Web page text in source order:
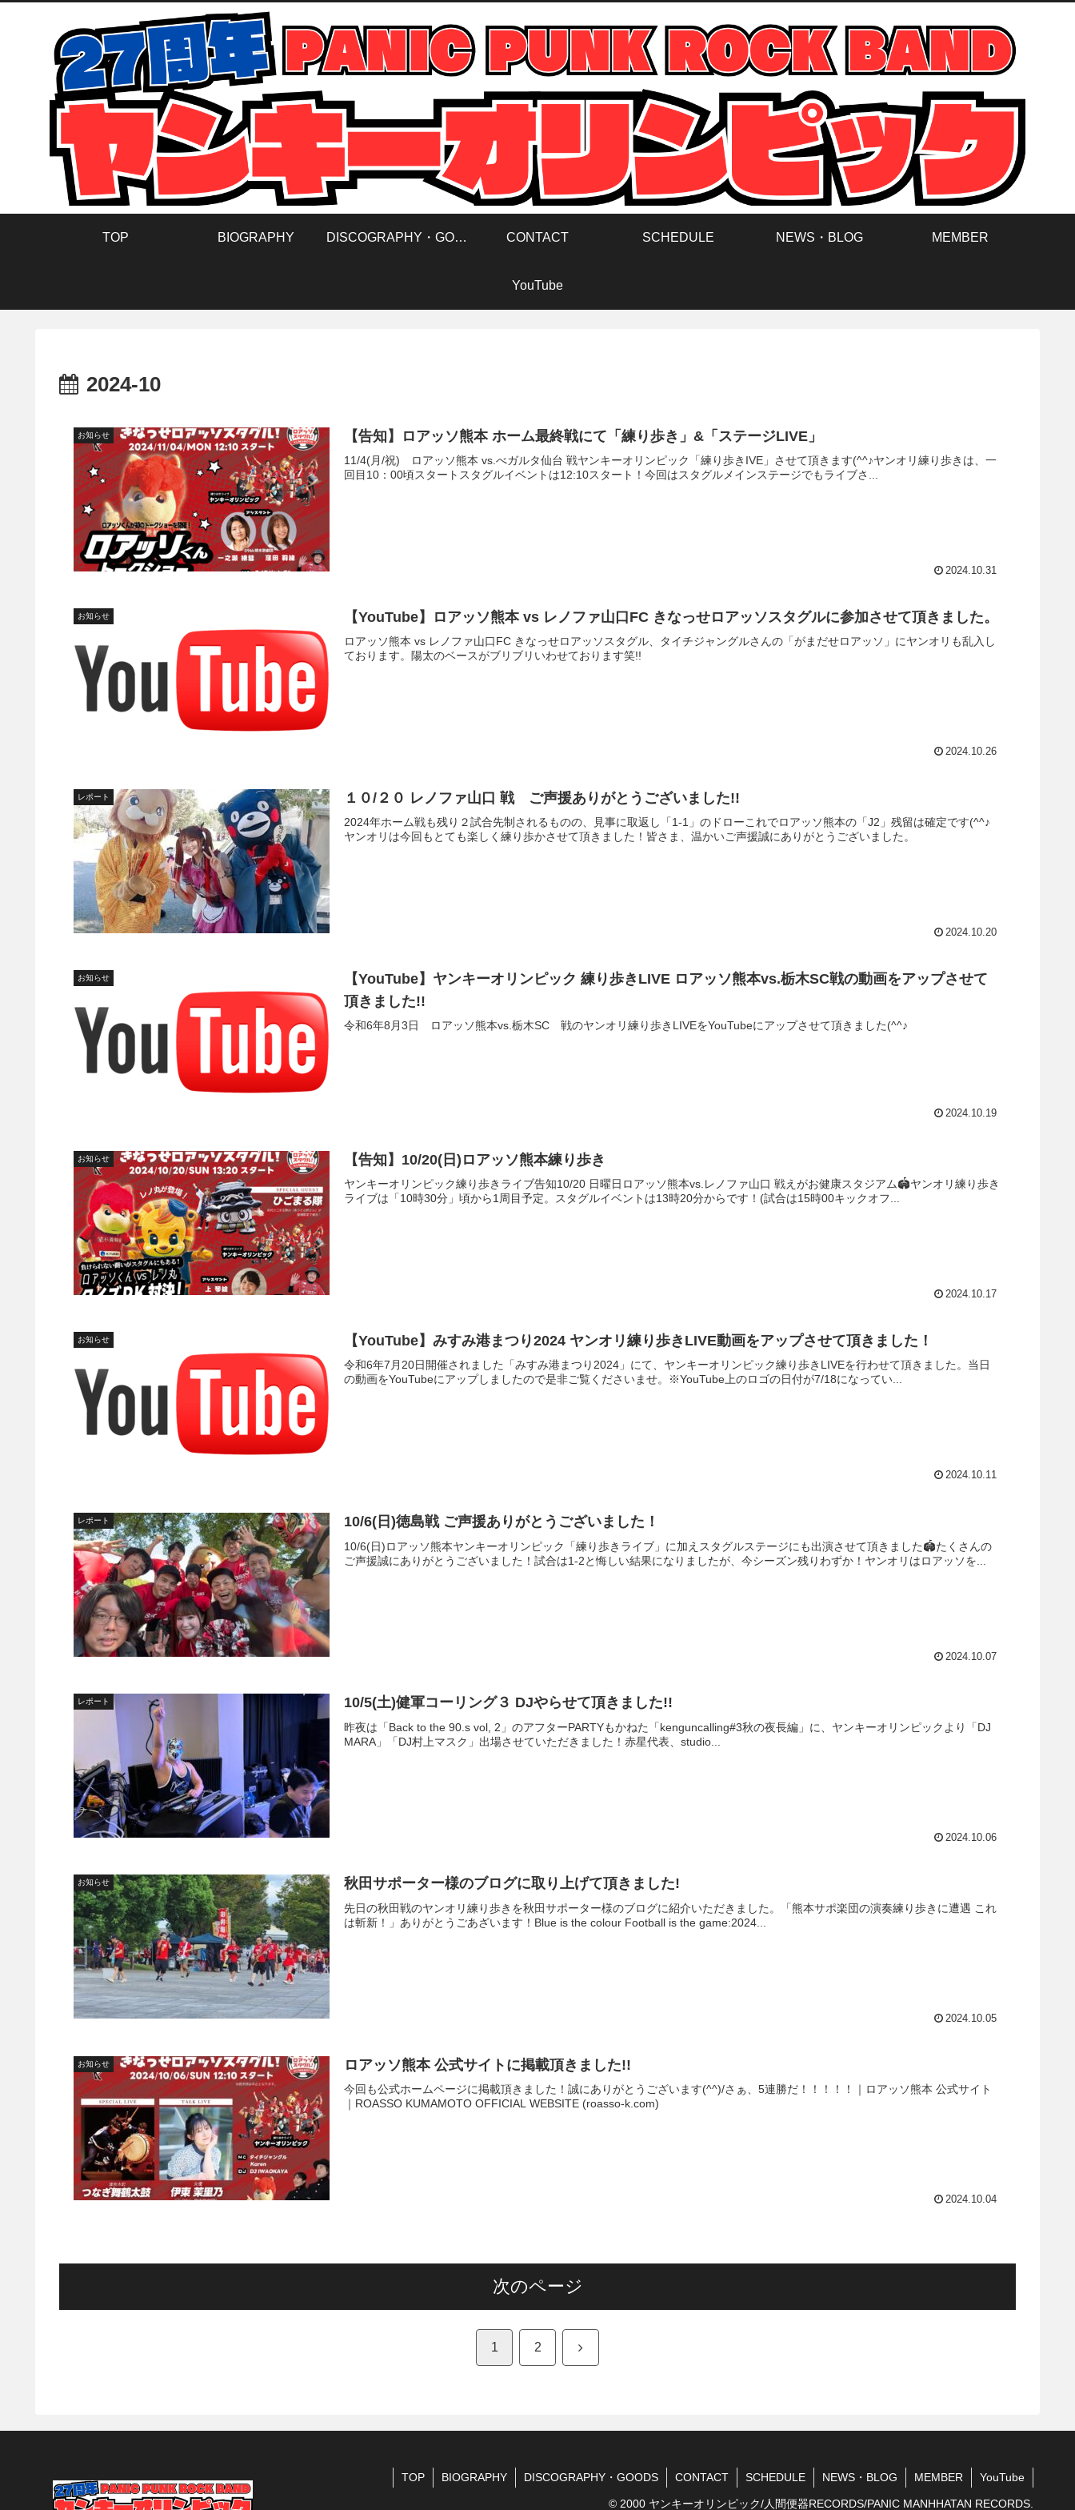
TOP BIOGRAPHY DISCOGRAPHY・GOODS CONTACT SCHEDULE NEWS・BLOG MEMBER
YouTube
2024-10
お知らせ 【告知】ロアッソ熊本 ホーム最終戦にて「練り歩き」&「ステージLIVE」
11/4(月/祝) ロアッソ熊本 vs.べガルタ仙台 戦ヤンキーオリンピック「練り歩きIVE」させて頂きます(^^♪ヤンオリ練り歩きは、一
回目10：00頃スタートスタグルイベントは12:10スタート！今回はスタグルメインステージでもライブさ...
2024.10.31
お知らせ 【YouTube】ロアッソ熊本 vs レノファ山口FC きなっせロアッソスタグルに参加させて頂きました。
ロアッソ熊本 vs レノファ山口FC きなっせロアッソスタグル、タイチジャングルさんの「がまだせロアッソ」にヤンオリも乱入し
ております。陽太のベースがブリブリいわせております笑!!
2024.10.26
レポート １０/２０ レノファ山口 戦 ご声援ありがとうございました!!
2024年ホーム戦も残り２試合先制されるものの、見事に取返し「1-1」のドローこれでロアッソ熊本の「J2」残留は確定です(^^♪
ヤンオリは今回もとても楽しく練り歩かさせて頂きました！皆さま、温かいご声援誠にありがとうございました。
2024.10.20
お知らせ
【YouTube】ヤンキーオリンピック 練り歩きLIVE ロアッソ熊本vs.栃木SC戦の動画をアップさせて
頂きました!!
令和6年8月3日 ロアッソ熊本vs.栃木SC 戦のヤンオリ練り歩きLIVEをYouTubeにアップさせて頂きました(^^♪
2024.10.19
お知らせ 【告知】10/20(日)ロアッソ熊本練り歩き
ヤンキーオリンピック練り歩きライブ告知10/20 日曜日ロアッソ熊本vs.レノファ山口 戦えがお健康スタジアム🏟️ヤンオリ練り歩き
ライブは「10時30分」頃から1周目予定。スタグルイベントは13時20分からです！(試合は15時00キックオフ...
2024.10.17
お知らせ 【YouTube】みすみ港まつり2024 ヤンオリ練り歩きLIVE動画をアップさせて頂きました！
令和6年7月20日開催されました「みすみ港まつり2024」にて、ヤンキーオリンピック練り歩きLIVEを行わせて頂きました。当日
の動画をYouTubeにアップしましたので是非ご覧くださいませ。※YouTube上のロゴの日付が7/18になってい...
2024.10.11
レポート 10/6(日)徳島戦 ご声援ありがとうございました！
10/6(日)ロアッソ熊本ヤンキーオリンピック「練り歩きライブ」に加えスタグルステージにも出演させて頂きました🏟️たくさんの
ご声援誠にありがとうございました！試合は1-2と悔しい結果になりましたが、今シーズン残りわずか！ヤンオリはロアッソを...
2024.10.07
レポート 10/5(土)健軍コーリング３ DJやらせて頂きました!!
昨夜は「Back to the 90.s vol, 2」のアフターPARTYもかねた「kenguncalling#3秋の夜長編」に、ヤンキーオリンピックより「DJ
MARA」「DJ村上マスク」出場させていただきました！赤星代表、studio...
2024.10.06
お知らせ 秋田サポーター様のブログに取り上げて頂きました!
先日の秋田戦のヤンオリ練り歩きを秋田サポーター様のブログに紹介いただきました。「熊本サポ楽団の演奏練り歩きに遭遇 これ
は斬新！」ありがとうごあざいます！Blue is the colour Football is the game:2024...
2024.10.05
お知らせ ロアッソ熊本 公式サイトに掲載頂きました!!
今回も公式ホームページに掲載頂きました！誠にありがとうございます(^^)/さぁ、5連勝だ！！！！！｜ロアッソ熊本 公式サイト
｜ROASSO KUMAMOTO OFFICIAL WEBSITE (roasso-k.com)
2024.10.04
次のページ
1 2 次
TOP BIOGRAPHY DISCOGRAPHY・GOODS CONTACT SCHEDULE NEWS・BLOG MEMBER YouTube
© 2000 ヤンキーオリンピック/人間便器RECORDS/PANIC MANHHATAN RECORDS.